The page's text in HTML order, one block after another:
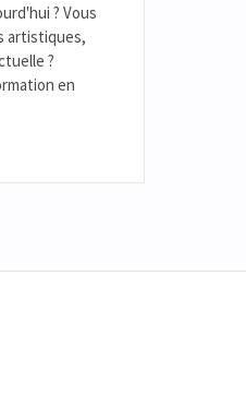
? Vous
artistiques,
?
en